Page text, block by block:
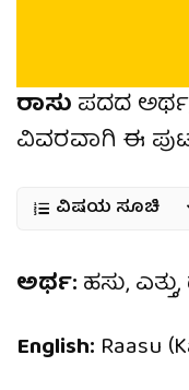
ರಾಸುಪದದ
ವಿವರವಾಗಿ ಈ
ವಿಷಯ ಸೂಚಿ
ಅರ್ಥ:ಹಸು,
English: Raasu